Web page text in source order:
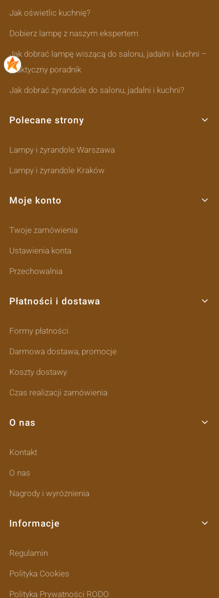
Jak oświetlic kuchnię?
Dobierz lampę z naszym ekspertem
Jak dobrać lampę wiszącą do salonu, jadalni i kuchni –
praktyczny poradnik
Jak dobrać żyrandole do salonu, jadalni i kuchni?
Polecane strony
Lampy i żyrandole Warszawa
Lampy i żyrandole Kraków
Moje konto
Twoje zamówienia
Ustawienia konta
Przechowalnia
Płatności i dostawa
Formy płatności
Darmowa dostawa, promocje
Koszty dostawy
Czas realizacji zamówienia
O nas
Kontakt
O nas
Nagrody i wyróżnienia
Informacje
Regulamin
Polityka Cookies
Polityka Prywatności RODO